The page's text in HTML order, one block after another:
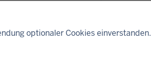
optionaler Cookies einverstanden.
Elternteiles